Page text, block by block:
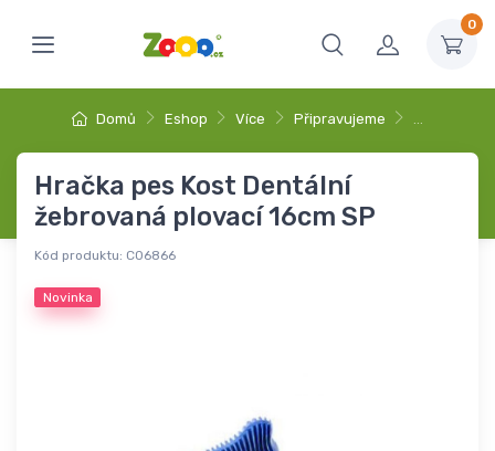
0
Domů Eshop Více Připravujeme …
Hračka pes Kost Dentální
žebrovaná plovací 16cm SP
Kód produktu: C06866
Novinka